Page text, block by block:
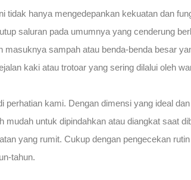
tidak hanya mengedepankan kekuatan dan
saluran pada umumnya yang cenderung
masuknya sampah atau benda-benda besar
kaki atau trotoar yang sering dilalui oleh
perhatian kami. Dengan dimensi yang ideal
mudah untuk dipindahkan atau diangkat saat
yang rumit. Cukup dengan pengecekan
tahun.